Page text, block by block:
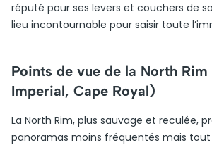
réputé pour ses levers et couchers de
lieu incontournable pour saisir toute
Points de vue de la North
Imperial, Cape Royal)
La North Rim, plus sauvage et reculée,
panoramas moins fréquentés mais tout